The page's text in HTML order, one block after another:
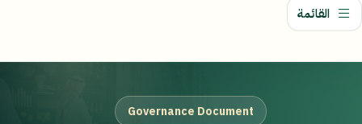
القائمة
Governance Document